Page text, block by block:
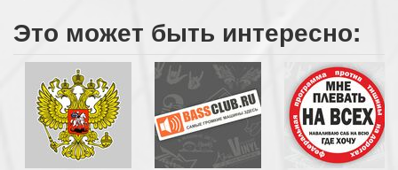
Это может быть интересно: